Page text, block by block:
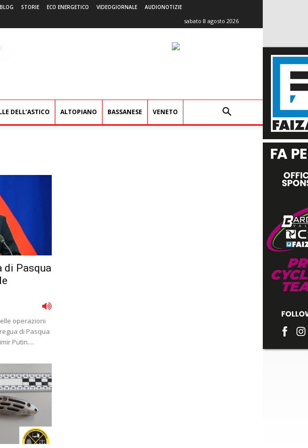
BLOG STORIE ECO ENERGETICO VIDEOGIORNALE AUDIONOTIZIE
sabato 8 agosto 2026
DELL’ASTICO ALTOPIANO BASSANESE VENETO
di Pasqua
operazioni
di Pasqua
Putin....